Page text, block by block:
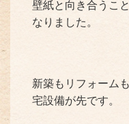
壁紙と向き合うこ
なりました。
新築もリフォーム
宅設備が先です。